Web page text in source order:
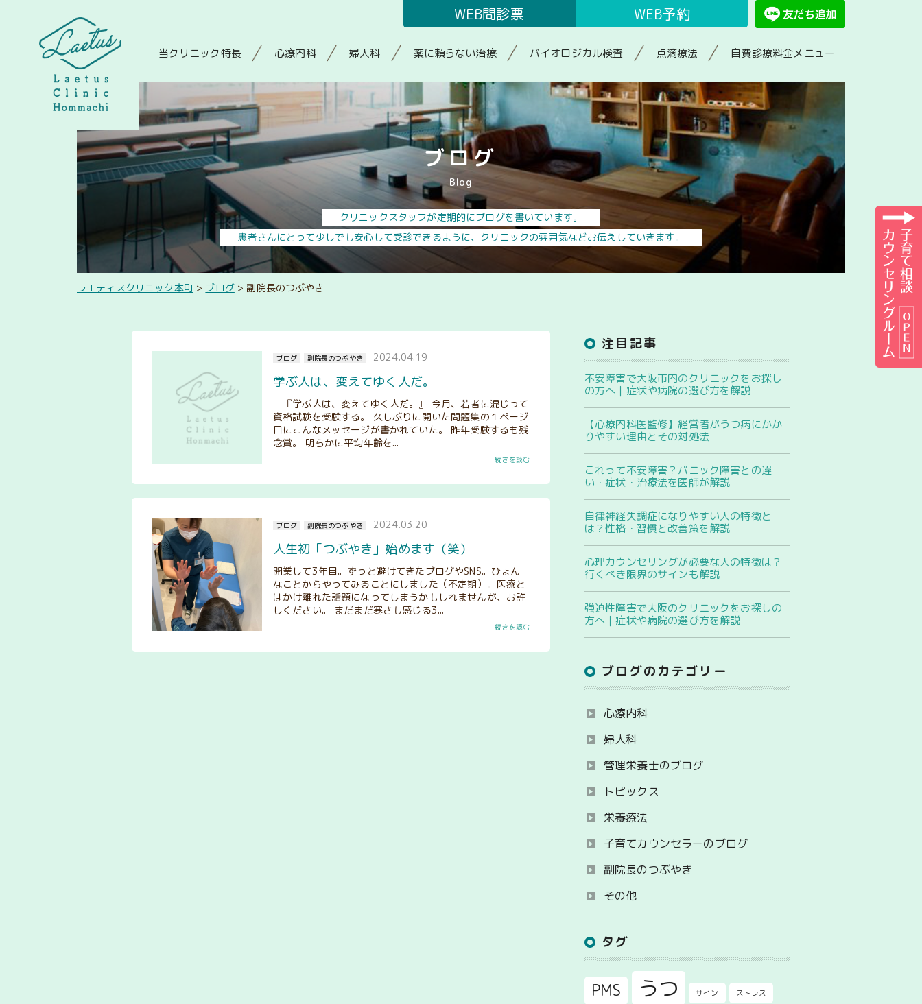
WEB問診票 WEB予約
当クリニック特長 心療内科 婦人科 薬に頼らない治療 バイオロジカル検査 点滴療法 自費診療料金メニュー
ブログ
Blog
クリニックスタッフが定期的にブログを書いています。
患者さんにとって少しでも安心して受診できるように、クリニックの雰囲気などお伝えしていきます。
ラエティスクリニック本町> ブログ> 副院長のつぶやき
ブログ 副院長のつぶやき 2024.04.19
学ぶ人は、変えてゆく人だ。
『学ぶ人は、変えてゆく人だ。』 今月、若者に混じって
資格試験を受験する。 久しぶりに開いた問題集の１ページ
目にこんなメッセージが書かれていた。 昨年受験するも残
念賞。 明らかに平均年齢を...
続きを読む
ブログ 副院長のつぶやき 2024.03.20
人生初「つぶやき」始めます（笑）
開業して3年目。ずっと避けてきたブログやSNS。ひょん
なことからやってみることにしました（不定期）。医療と
はかけ離れた話題になってしまうかもしれませんが、お許
しください。 まだまだ寒さも感じる3...
続きを読む
注目記事
不安障害で大阪市内のクリニックをお探し
の方へ｜症状や病院の選び方を解説
【心療内科医監修】経営者がうつ病にかか
りやすい理由とその対処法
これって不安障害？パニック障害との違
い・症状・治療法を医師が解説
自律神経失調症になりやすい人の特徴と
は？性格・習慣と改善策を解説
心理カウンセリングが必要な人の特徴は？
行くべき限界のサインも解説
強迫性障害で大阪のクリニックをお探しの
方へ｜症状や病院の選び方を解説
ブログのカテゴリー
心療内科
婦人科
管理栄養士のブログ
トピックス
栄養療法
子育てカウンセラーのブログ
副院長のつぶやき
その他
タグ
PMS うつ サイン ストレス